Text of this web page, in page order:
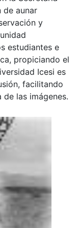
de aunar
y
estudiantes e
propiciando el
Icesi es
facilitando
las imágenes.